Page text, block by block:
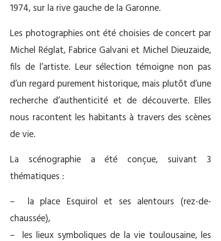
1974, sur la rive gauche de la Garonne.
Les photographies ont été choisies de concert par
Michel Réglat, Fabrice Galvani et Michel Dieuzaide,
fils de l’artiste. Leur sélection témoigne non pas
d’un regard purement historique, mais plutôt d’une
recherche d’authenticité et de découverte. Elles
nous racontent les habitants à travers des scènes
de vie.
La scénographie a été conçue, suivant 3
thématiques :
– la place Esquirol et ses alentours (rez-de-
chaussée),
– les lieux symboliques de la vie toulousaine, les